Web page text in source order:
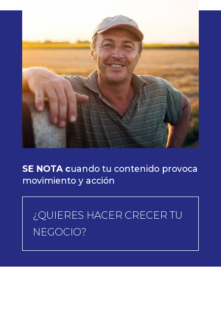
SE NOTA cuando tu contenido provoca
movimiento y acción
¿QUIERES HACER CRECER TU
NEGOCIO?